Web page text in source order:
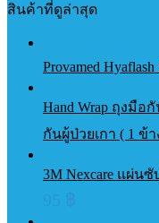
สินค้าที่ดูล่าสุด
Provamed Hyaflash
Hand Wrap ถุงมือ
กันผู้ป่วยเกา ( 1 ข้า
3M Nexcare แผ่น